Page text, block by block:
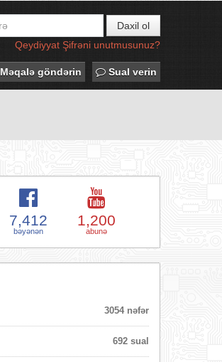
Daxil ol
Qeydiyyat Şifrəni unutmusunuz?
Məqalə göndərin Sual verin
7,412
bəyənən
1,200
abunə
3054 nəfər
692 sual